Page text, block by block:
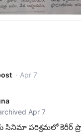
· Apr 7
Apr 7
సినిమా పరిశ్రమలో కెరీర్